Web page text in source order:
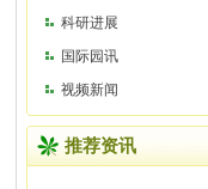
科研进展
国际园讯
视频新闻
推荐资讯